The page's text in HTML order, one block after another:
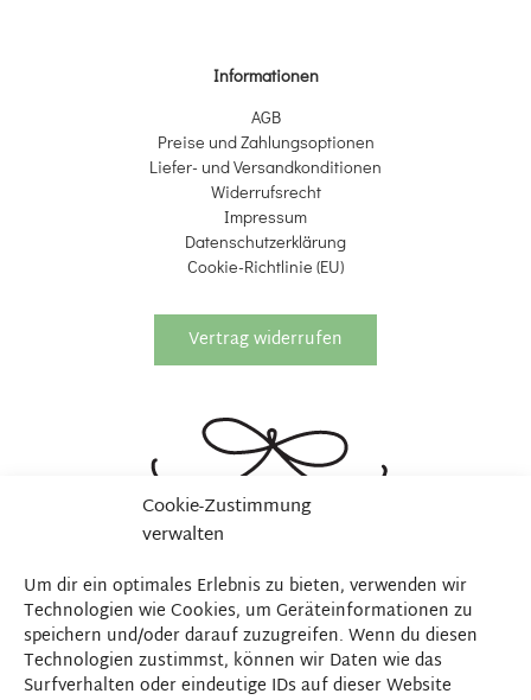
Cookie-Zustimmung
verwalten
Um dir ein optimales Erlebnis zu bieten, verwenden wir
Technologien wie Cookies, um Geräteinformationen zu
speichern und/oder darauf zuzugreifen. Wenn du diesen
Technologien zustimmst, können wir Daten wie das
Surfverhalten oder eindeutige IDs auf dieser Website
Informationen
AGB
Preise und Zahlungsoptionen
Liefer- und Versandkonditionen
Widerrufsrecht
Impressum
Datenschutzerklärung
Cookie-Richtlinie (EU)
Vertrag widerrufen